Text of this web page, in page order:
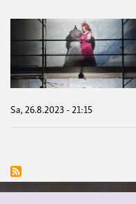
Sa, 26.8.2023 - 21:15